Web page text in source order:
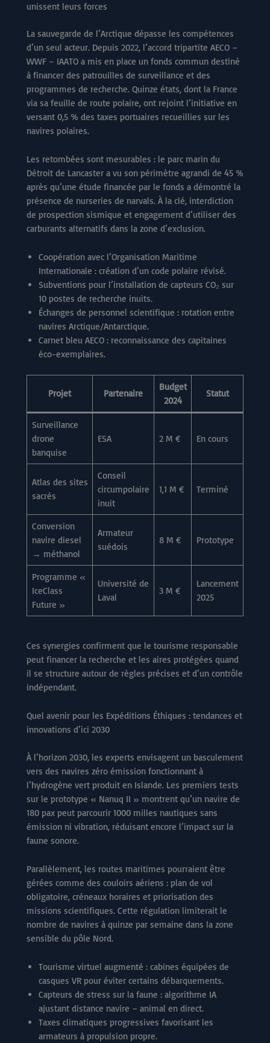
unissent leurs forces
La sauvegarde de l’Arctique dépasse les compétences
d’un seul acteur. Depuis 2022, l’accord tripartite AECO –
WWF – IAATO a mis en place un fonds commun destiné
à financer des patrouilles de surveillance et des
programmes de recherche. Quinze états, dont la France
via sa feuille de route polaire, ont rejoint l’initiative en
versant 0,5 % des taxes portuaires recueillies sur les
navires polaires.
Les retombées sont mesurables : le parc marin du
Détroit de Lancaster a vu son périmètre agrandi de 45 %
après qu’une étude financée par le fonds a démontré la
présence de nurseries de narvals. À la clé, interdiction
de prospection sismique et engagement d’utiliser des
carburants alternatifs dans la zone d’exclusion.
Coopération avec l’Organisation Maritime
Internationale : création d’un code polaire révisé.
Subventions pour l’installation de capteurs CO₂ sur
10 postes de recherche inuits.
Échanges de personnel scientifique : rotation entre
navires Arctique/Antarctique.
Carnet bleu AECO : reconnaissance des capitaines
éco-exemplaires.
Projet Partenaire
Budget
2024
Statut
Surveillance
drone
banquise
ESA 2 M € En cours
Atlas des sites
sacrés
Conseil
circumpolaire
inuit
1,1 M € Terminé
Conversion
navire diesel
→ méthanol
Armateur
suédois
8 M € Prototype
Programme «
IceClass
Future »
Université de
Laval
3 M €
Lancement
2025
Ces synergies confirment que le tourisme responsable
peut financer la recherche et les aires protégées quand
il se structure autour de règles précises et d’un contrôle
indépendant.
Quel avenir pour les Expéditions Éthiques : tendances et
innovations d’ici 2030
À l’horizon 2030, les experts envisagent un basculement
vers des navires zéro émission fonctionnant à
l’hydrogène vert produit en Islande. Les premiers tests
sur le prototype « Nanuq II » montrent qu’un navire de
180 pax peut parcourir 1000 milles nautiques sans
émission ni vibration, réduisant encore l’impact sur la
faune sonore.
Parallèlement, les routes maritimes pourraient être
gérées comme des couloirs aériens : plan de vol
obligatoire, créneaux horaires et priorisation des
missions scientifiques. Cette régulation limiterait le
nombre de navires à quinze par semaine dans la zone
sensible du pôle Nord.
Tourisme virtuel augmenté : cabines équipées de
casques VR pour éviter certains débarquements.
Capteurs de stress sur la faune : algorithme IA
ajustant distance navire – animal en direct.
Taxes climatiques progressives favorisant les
armateurs à propulsion propre.